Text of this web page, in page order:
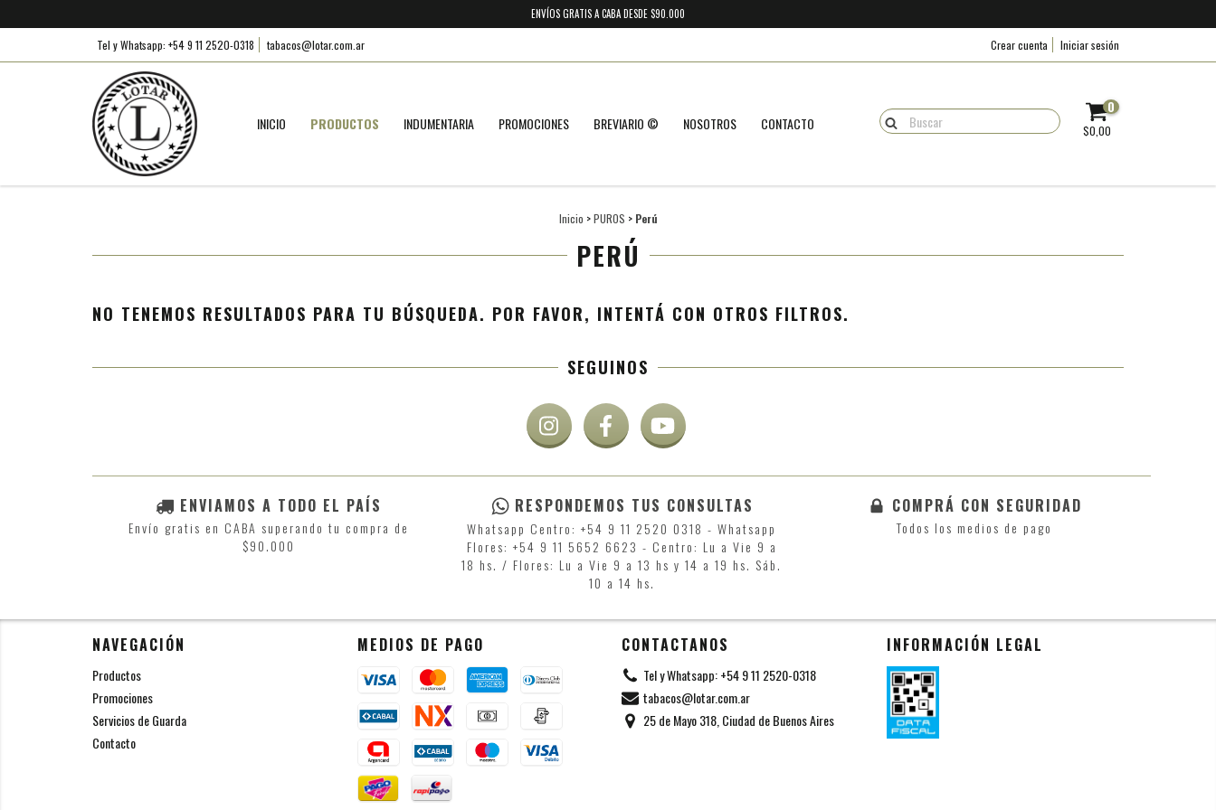
ENVÍOS GRATIS A CABA DESDE $90.000
Tel y Whatsapp: +54 9 11 2520-0318 tabacos@lotar.com.ar Crear cuenta Iniciar sesión
INICIO PRODUCTOS INDUMENTARIA PROMOCIONES BREVIARIO © NOSOTROS CONTACTO
0
$0,00
Inicio > PUROS > Perú
PERÚ
NO TENEMOS RESULTADOS PARA TU BÚSQUEDA. POR FAVOR, INTENTÁ CON OTROS FILTROS.
SEGUINOS
ENVIAMOS A TODO EL PAÍS
Envío gratis en CABA superando tu compra de
$90.000
RESPONDEMOS TUS CONSULTAS
Whatsapp Centro: +54 9 11 2520 0318 - Whatsapp
Flores: +54 9 11 5652 6623 - Centro: Lu a Vie 9 a
18 hs. / Flores: Lu a Vie 9 a 13 hs y 14 a 19 hs. Sáb.
10 a 14 hs.
COMPRÁ CON SEGURIDAD
Todos los medios de pago
NAVEGACIÓN
Productos
Promociones
Servicios de Guarda
Contacto
MEDIOS DE PAGO CONTACTANOS
Tel y Whatsapp: +54 9 11 2520-0318
tabacos@lotar.com.ar
25 de Mayo 318, Ciudad de Buenos Aires
INFORMACIÓN LEGAL